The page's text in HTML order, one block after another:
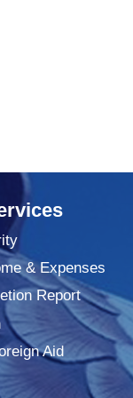
& Expenses
Report
Aid